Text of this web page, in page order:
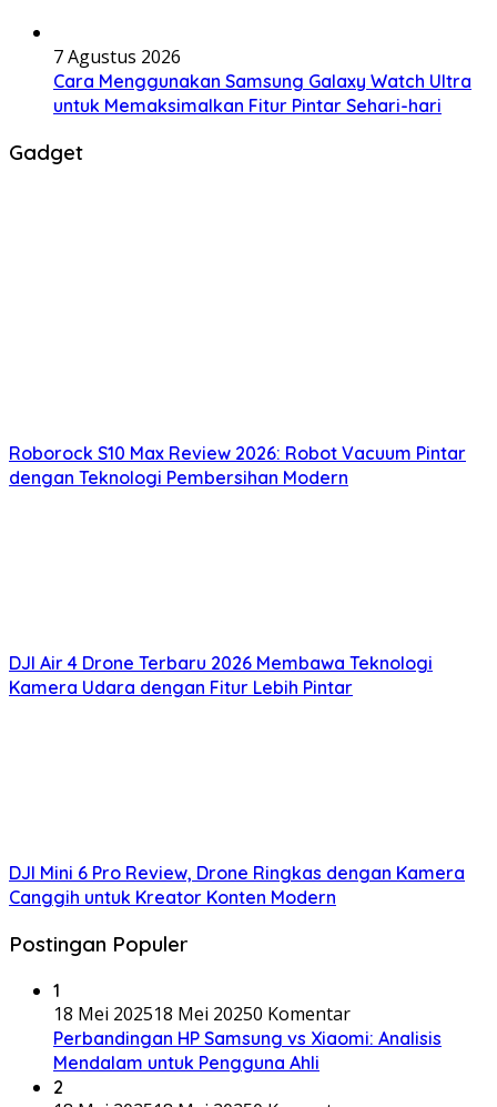
7 Agustus 2026
Cara Menggunakan Samsung Galaxy Watch Ultra
untuk Memaksimalkan Fitur Pintar Sehari-hari
Gadget
Roborock S10 Max Review 2026: Robot Vacuum Pintar
dengan Teknologi Pembersihan Modern
DJI Air 4 Drone Terbaru 2026 Membawa Teknologi
Kamera Udara dengan Fitur Lebih Pintar
DJI Mini 6 Pro Review, Drone Ringkas dengan Kamera
Canggih untuk Kreator Konten Modern
Postingan Populer
1
18 Mei 202518 Mei 20250 Komentar
Perbandingan HP Samsung vs Xiaomi: Analisis
Mendalam untuk Pengguna Ahli
2